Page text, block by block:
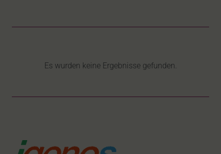
Es wurden keine Ergebnisse gefunden.